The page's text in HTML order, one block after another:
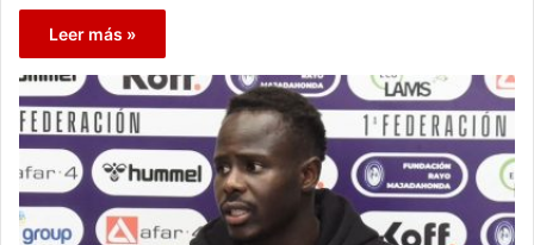
Leer más »